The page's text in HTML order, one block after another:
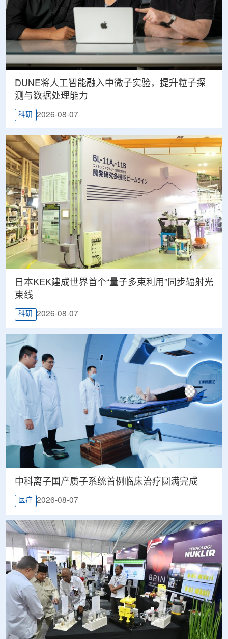
DUNE将人工智能融入中微子实验，提升粒子探
测与数据处理能力
科研 2026-08-07
日本KEK建成世界首个“量子多束利用”同步辐射光
束线
科研 2026-08-07
中科离子国产质子系统首例临床治疗圆满完成
医疗 2026-08-07